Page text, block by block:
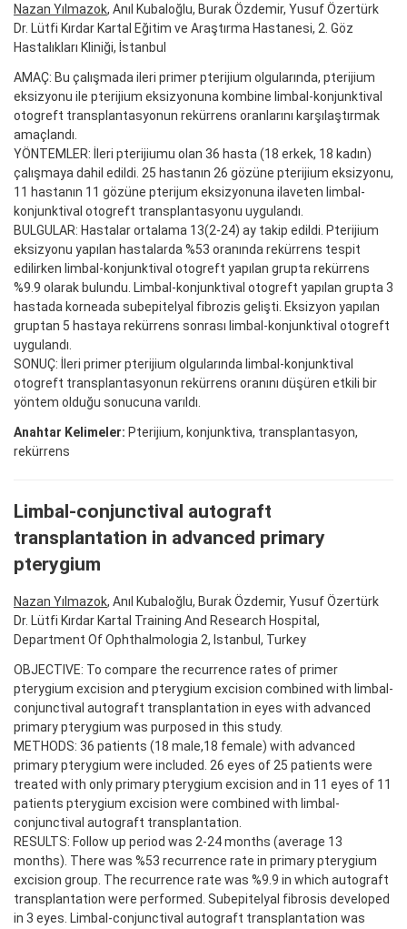
Nazan Yılmazok, Anıl Kubaloğlu, Burak Özdemir, Yusuf Özertürk
Dr. Lütfi Kırdar Kartal Eğitim ve Araştırma Hastanesi, 2. Göz
Hastalıkları Kliniği, İstanbul
AMAÇ: Bu çalışmada ileri primer pterijium olgularında, pterijium
eksizyonu ile pterijium eksizyonuna kombine limbal-konjunktival
otogreft transplantasyonun rekürrens oranlarını karşılaştırmak
amaçlandı.
YÖNTEMLER: İleri pterijiumu olan 36 hasta (18 erkek, 18 kadın)
çalışmaya dahil edildi. 25 hastanın 26 gözüne pterijium eksizyonu,
11 hastanın 11 gözüne pterijum eksizyonuna ilaveten limbal-
konjunktival otogreft transplantasyonu uygulandı.
BULGULAR: Hastalar ortalama 13(2-24) ay takip edildi. Pterijium
eksizyonu yapılan hastalarda %53 oranında rekürrens tespit
edilirken limbal-konjunktival otogreft yapılan grupta rekürrens
%9.9 olarak bulundu. Limbal-konjunktival otogreft yapılan grupta 3
hastada korneada subepitelyal fibrozis gelişti. Eksizyon yapılan
gruptan 5 hastaya rekürrens sonrası limbal-konjunktival otogreft
uygulandı.
SONUÇ: İleri primer pterijium olgularında limbal-konjunktival
otogreft transplantasyonun rekürrens oranını düşüren etkili bir
yöntem olduğu sonucuna varıldı.
Anahtar Kelimeler: Pterijium, konjunktiva, transplantasyon,
rekürrens
Limbal-conjunctival autograft
transplantation in advanced primary
pterygium
Nazan Yılmazok, Anıl Kubaloğlu, Burak Özdemir, Yusuf Özertürk
Dr. Lütfi Kırdar Kartal Training And Research Hospital,
Department Of Ophthalmologia 2, Istanbul, Turkey
OBJECTIVE: To compare the recurrence rates of primer
pterygium excision and pterygium excision combined with limbal-
conjunctival autograft transplantation in eyes with advanced
primary pterygium was purposed in this study.
METHODS: 36 patients (18 male,18 female) with advanced
primary pterygium were included. 26 eyes of 25 patients were
treated with only primary pterygium excision and in 11 eyes of 11
patients pterygium excision were combined with limbal-
conjunctival autograft transplantation.
RESULTS: Follow up period was 2-24 months (average 13
months). There was %53 recurrence rate in primary pterygium
excision group. The recurrence rate was %9.9 in which autograft
transplantation were performed. Subepitelyal fibrosis developed
in 3 eyes. Limbal-conjunctival autograft transplantation was